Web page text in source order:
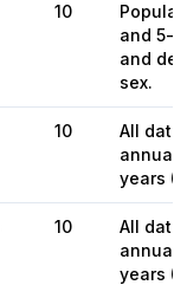
10
and 5-
and
sex.
10
All
annual
years
10
All
annual
years